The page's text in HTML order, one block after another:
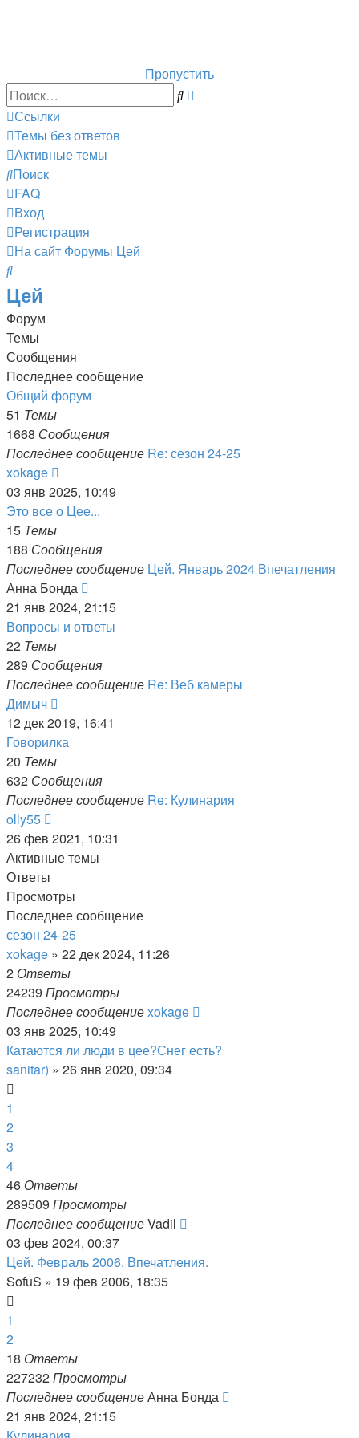
Пропустить
Поиск
Ссылки
Темы без ответов
Активные темы
Поиск
FAQ
Вход
Регистрация
На сайт Форумы Цей
Поиск
Цей
Форум
Темы
Сообщения
Последнее сообщение
Общий форум
51 Темы
1668 Сообщения
Последнее сообщение Re: сезон 24-25
xokage
к
последнему
03 янв 2025, 10:49
Это все о Цее...
15 Темы
188 Сообщения
Последнее сообщение Цей. Январь 2024 Впечатления
Анна Бонда
к
последнему
21 янв 2024, 21:15
Вопросы и ответы
22 Темы
289 Сообщения
Последнее сообщение Re: Веб камеры
Димыч
к
последнему
12 дек 2019, 16:41
Говорилка
20 Темы
632 Сообщения
Последнее сообщение Re: Кулинария
olly55
к
последнему
26 фев 2021, 10:31
Активные темы
Ответы
Просмотры
Последнее сообщение
сезон 24-25
xokage » 22 дек 2024, 11:26
2 Ответы
24239 Просмотры
Последнее сообщениеxokage
03 янв 2025, 10:49
Катаются ли люди в цее?Снег есть?
sanitar) » 26 янв 2020, 09:34
1
2
3
4
46 Ответы
289509 Просмотры
Последнее сообщениеVadil
03 фев 2024, 00:37
Цей. Февраль 2006. Впечатления.
SofuS » 19 фев 2006, 18:35
1
2
18 Ответы
227232Просмотры
Последнее сообщениеАнна Бонда
21 янв 2024, 21:15